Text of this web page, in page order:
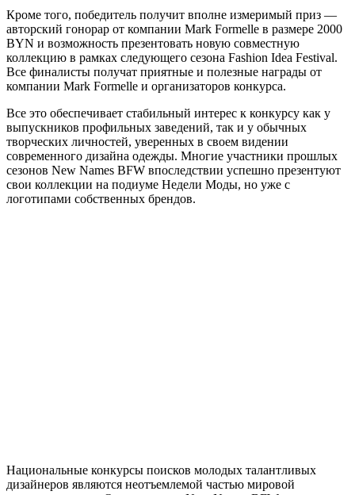
Кроме того, победитель получит вполне измеримый приз —
авторский гонорар от компании Mark Formelle в размере 2000
BYN и возможность презентовать новую совместную
коллекцию в рамках следующего сезона Fashion Idea Festival.
Все финалисты получат приятные и полезные награды от
компании Mark Formelle и организаторов конкурса.
Все это обеспечивает стабильный интерес к конкурсу как у
выпускников профильных заведений, так и у обычных
творческих личностей, уверенных в своем видении
современного дизайна одежды. Многие участники прошлых
сезонов New Names BFW впоследствии успешно презентуют
свои коллекции на подиуме Недели Моды, но уже с
логотипами собственных брендов.
Национальные конкурсы поисков молодых талантливых
дизайнеров являются неотъемлемой частью мировой